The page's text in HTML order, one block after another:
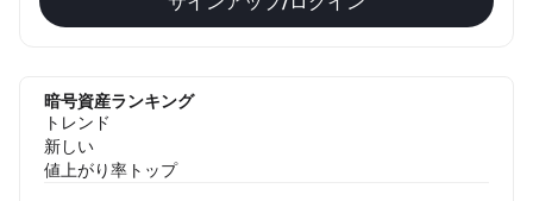
暗号資産ランキング
トレンド
新しい
値上がり率トップ